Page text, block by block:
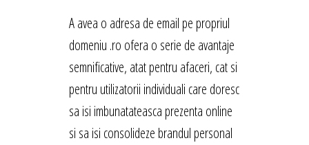
A avea o adresa de email pe propriul
domeniu .ro ofera o serie de avantaje
semnificative, atat pentru afaceri, cat si
pentru utilizatorii individuali care doresc
sa isi imbunatateasca prezenta online
si sa isi consolideze brandul personal